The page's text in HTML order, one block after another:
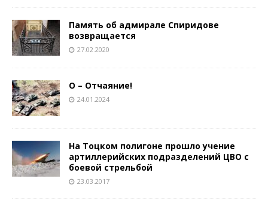
Память об адмирале Спиридове
возвращается
27.02.2020
О – Отчаяние!
24.01.2024
На Тоцком полигоне прошло учение
артиллерийских подразделений ЦВО с
боевой стрельбой
23.03.2017